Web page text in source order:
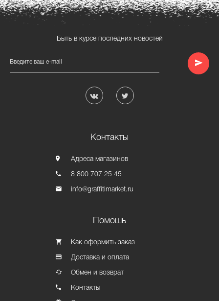
Быть в курсе последних новостей
Введите ваш e-mail
Контакты
Адреса магазинов
8 800 707 25 45
info@graffitimarket.ru
Помошь
Как оформить заказ
Доставка и оплата
Обмен и возврат
Контакты